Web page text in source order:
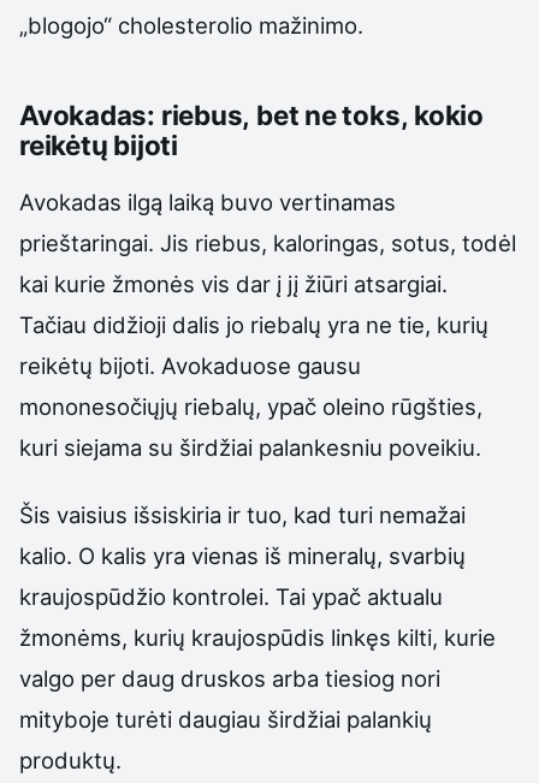
„blogojo“ cholesterolio mažinimo.
Avokadas: riebus, bet ne toks, kokio
reikėtų bijoti
Avokadas ilgą laiką buvo vertinamas
prieštaringai. Jis riebus, kaloringas, sotus, todėl
kai kurie žmonės vis dar į jį žiūri atsargiai.
Tačiau didžioji dalis jo riebalų yra ne tie, kurių
reikėtų bijoti. Avokaduose gausu
mononesočiųjų riebalų, ypač oleino rūgšties,
kuri siejama su širdžiai palankesniu poveikiu.
Šis vaisius išsiskiria ir tuo, kad turi nemažai
kalio. O kalis yra vienas iš mineralų, svarbių
kraujospūdžio kontrolei. Tai ypač aktualu
žmonėms, kurių kraujospūdis linkęs kilti, kurie
valgo per daug druskos arba tiesiog nori
mityboje turėti daugiau širdžiai palankių
produktų.